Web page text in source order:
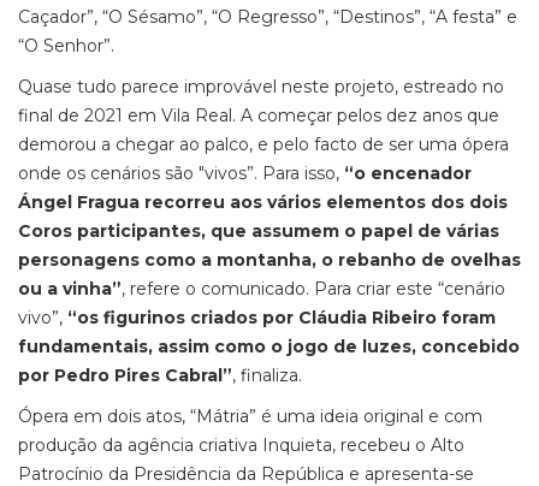
Caçador”, “O Sésamo”, “O Regresso”, “Destinos”, “A festa” e
“O Senhor”.
Quase tudo parece improvável neste projeto, estreado no
final de 2021 em Vila Real. A começar pelos dez anos que
demorou a chegar ao palco, e pelo facto de ser uma ópera
onde os cenários são "vivos”. Para isso, “o encenador
Ángel Fragua recorreu aos vários elementos dos dois
Coros participantes, que assumem o papel de várias
personagens como a montanha, o rebanho de ovelhas
ou a vinha”, refere o comunicado. Para criar este “cenário
vivo”, “os figurinos criados por Cláudia Ribeiro foram
fundamentais, assim como o jogo de luzes, concebido
por Pedro Pires Cabral”, finaliza.
Ópera em dois atos, “Mátria” é uma ideia original e com
produção da agência criativa Inquieta, recebeu o Alto
Patrocínio da Presidência da República e apresenta-se